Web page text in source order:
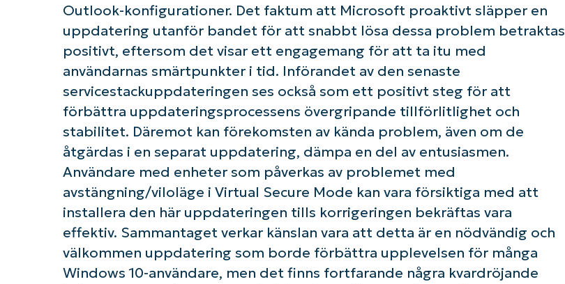
Outlook-konfigurationer. Det faktum att Microsoft proaktivt släpper en
uppdatering utanför bandet för att snabbt lösa dessa problem betraktas
positivt, eftersom det visar ett engagemang för att ta itu med
användarnas smärtpunkter i tid. Införandet av den senaste
servicestackuppdateringen ses också som ett positivt steg för att
förbättra uppdateringsprocessens övergripande tillförlitlighet och
stabilitet. Däremot kan förekomsten av kända problem, även om de
åtgärdas i en separat uppdatering, dämpa en del av entusiasmen.
Användare med enheter som påverkas av problemet med
avstängning/viloläge i Virtual Secure Mode kan vara försiktiga med att
installera den här uppdateringen tills korrigeringen bekräftas vara
effektiv. Sammantaget verkar känslan vara att detta är en nödvändig och
välkommen uppdatering som borde förbättra upplevelsen för många
Windows 10-användare, men det finns fortfarande några kvardröjande